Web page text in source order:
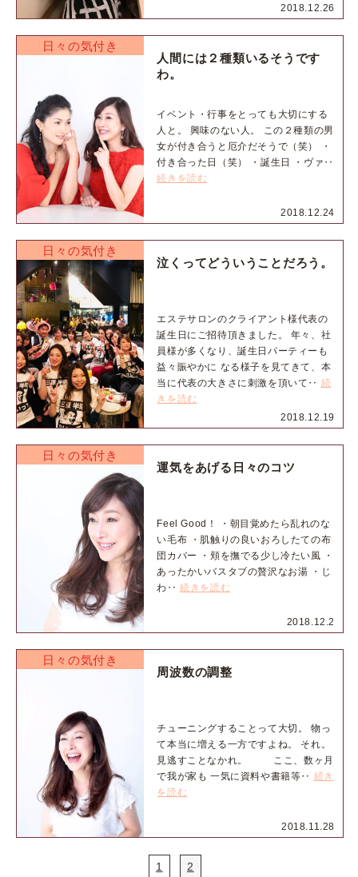
2018.12.26
日々の気付き
2018.12.24
人間には２種類いるそうです
わ。
イベント・行事をとっても大切にする
人と。 興味のない人。 この２種類の男
女が付き合うと厄介だそうで（笑） ・
付き合った日（笑） ・誕生日 ・ヴァ‥
続きを読む
日々の気付き
2018.12.19
泣くってどういうことだろう。
エステサロンのクライアント様代表の
誕生日にご招待頂きました。 年々、社
員様が多くなり、誕生日パーティーも
益々賑やかに なる様子を見てきて、本
当に代表の大きさに刺激を頂いて‥ 続
きを読む
日々の気付き
2018.12.2
運気をあげる日々のコツ
Feel Good！ ・朝目覚めたら乱れのな
い毛布 ・肌触りの良いおろしたての布
団カバー ・頬を撫でる少し冷たい風 ・
あったかいバスタブの贅沢なお湯 ・じ
わ‥続きを読む
日々の気付き
2018.11.28
周波数の調整
チューニングすることって大切。 物っ
て本当に増える一方ですよね。 それ。
見逃すことなかれ。 ここ、数ヶ月
で我が家も 一気に資料や書籍等‥ 続き
を読む
1 2